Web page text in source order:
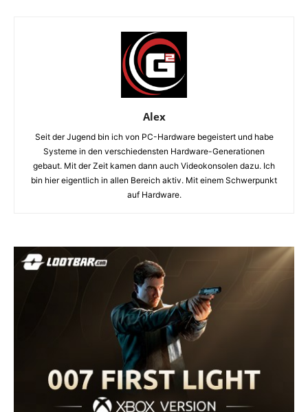
Alex
Seit der Jugend bin ich von PC-Hardware begeistert und habe
Systeme in den verschiedensten Hardware-Generationen
gebaut. Mit der Zeit kamen dann auch Videokonsolen dazu. Ich
bin hier eigentlich in allen Bereich aktiv. Mit einem Schwerpunkt
auf Hardware.